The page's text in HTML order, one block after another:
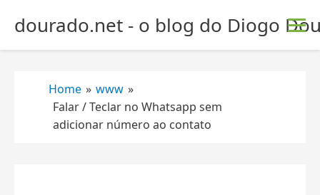
dourado.net - o blog do Diogo
Home » www »
Falar / Teclar no Whatsapp sem
adicionar número ao contato